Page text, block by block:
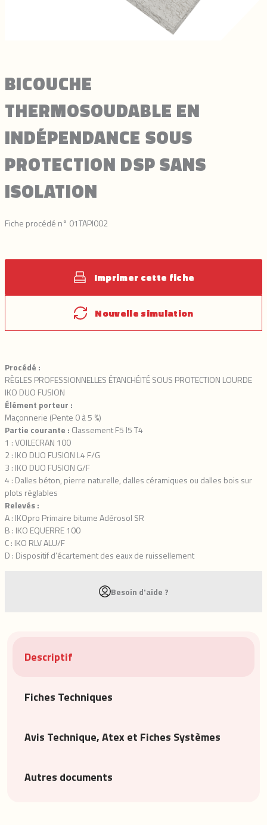
BICOUCHE
THERMOSOUDABLE EN
INDÉPENDANCE SOUS
PROTECTION DSP SANS
ISOLATION
Fiche procédé n° 01TAPI002
Imprimer cette fiche
Nouvelle simulation
Procédé :
RÈGLES PROFESSIONNELLES ÉTANCHÉITÉ SOUS PROTECTION LOURDE
IKO DUO FUSION
Élément porteur :
Maçonnerie (Pente 0 à 5 %)
Partie courante : Classement F5 I5 T4
1 : VOILECRAN 100
2 : IKO DUO FUSION L4 F/G
3 : IKO DUO FUSION G/F
4 : Dalles béton, pierre naturelle, dalles céramiques ou dalles bois sur
plots réglables
Relevés :
A : IKOpro Primaire bitume Adérosol SR
B : IKO EQUERRE 100
C : IKO RLV ALU/F
D : Dispositif d’écartement des eaux de ruissellement
Besoin d'aide ?
Descriptif
Fiches Techniques
Avis Technique, Atex et Fiches Systèmes
Autres documents